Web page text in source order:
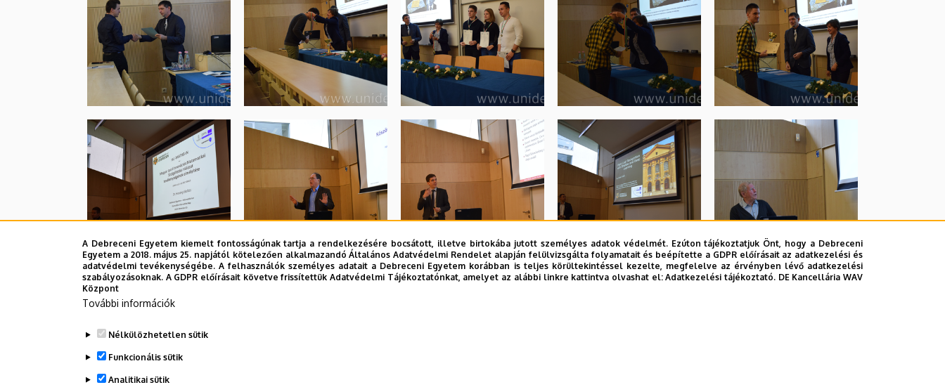
A Debreceni Egyetem kiemelt fontosságúnak tartja a rendelkezésére bocsátott, illetve birtokába jutott személyes adatok védelmét. Ezúton tájékoztatjuk Önt, hogy a Debreceni
Egyetem a 2018. május 25. napjától kötelezően alkalmazandó Általános Adatvédelmi Rendelet alapján felülvizsgálta folyamatait és beépítette a GDPR előírásait az adatkezelési és
adatvédelmi tevékenységébe. A felhasználók személyes adatait a Debreceni Egyetem korábban is teljes körültekintéssel kezelte, megfelelve az érvényben lévő adatkezelési
szabályozásoknak. A GDPR előírásait követve frissítettük Adatvédelmi Tájékoztatónkat, amelyet az alábbi linkre kattintva olvashat el:Adatkezelési tájékoztató. DE Kancellária WAV
Központ
További információk
Nélkülözhetetlen sütik
Funkcionális sütik
Analitikai sütik